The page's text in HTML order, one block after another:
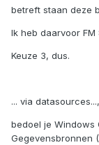
betreft staan deze
Ik heb daarvoor
Keuze 3, dus.
... via datasources...,
bedoel je Windows
Gegevensbronnen